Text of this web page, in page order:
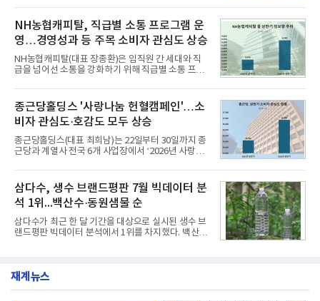
넘
혔다.‘동대문식 닭한마리 칼국수’는 예상을 뛰어넘는
소비자 호응에 힘입어 지난 7월 13일 첫 선을 보인 지
단 18일 만에 누적 판매량 50만 개를 돌파하는 성과를
거두었다.이번 신제품은 개발진이 전국의 닭한마리
전문점을 직접 찾아 다니며 최적의 육수 비율을 완성
했다. 자극적이지 않으면서도 깊은 닭육수에 마늘의
개운한 풍미를 더했으며, 국물이 잘 배어들면서도 쫄
서도
NH농협캐피탈, 직급별 소통 프로그램 운
영…경영성과 등 주목 소비자 관심도 상승
NH농협캐피탈(대표 장종환)은 임직원 간 세대와 직
급을 넘어선 소통을 강화하기 위해 직급별 소통 프로
부터 30일까지 서울 원센티널 NH농협캐피탈타워 22
층에서 운영했다고 31일 밝혔다.이번 프로그램은 경
영지원부 홍보팀과 2026년 새로이(e)＊가 공동 주관
했으며, ▲팀장·부장(7.27), ▲계장·주임(7.28), ▲과
장·차장(7.29), ▲대리(7.30) 등 직급별로 총 4회에 걸
쳐 진행됐다.참고로 새로이(e)는 NH농협캐피탈 MZ
세대들로(과장~계장) 구성된 자율 참여조직으로, 조
반에 전파하는 역할
종근당홀딩스 '사랑나눔 헌혈캠페인'…소
비자 관심도·호감도 모두 상승
종근당홀딩스(대표 최희남)는 22일부터 30일까지 종
근당과 계열사 전국 6개 사업장에서 ‘2026년 사랑나
인은 장마와 폭염, 여름휴가 등으로 헌혈 참여가 줄어
드는 시기에 안정적 혈액 수급에 기여하고 생명나눔
문화를 확산하기 위해 마련됐다.캠페인은 종근당 천
안공장을 시작으로 ▲효종연구소 ▲종근당바이오 안
산공장 ▲경보제약 아산본사 ▲종근당건강 당진공장
▲종근당 본사 등 전국 6개 사업장에서 릴레이 방식
으로 이어졌다.캠페인 기간에는 임직원의 참여를 독
증을 한국백혈병
삼다수, 생수 브랜드평판 7월 빅데이터 분
석 1위...백산수·동원샘물 순
삼다수가 최근 한 달 기간을 대상으로 실시된 생수 브
랜드평판 빅데이터 분석에서 1위를 차지했다. 백산수
까지 수집된 소비자 빅데이터 3,702,555건을 분석한
재계뉴스